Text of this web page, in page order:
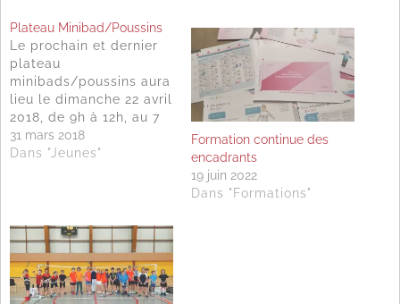
Plateau Minibad/Poussins
Le prochain et dernier
plateau
minibads/poussins aura
lieu le dimanche 22 avril
2018, de 9h à 12h, au 7
rue Verlaine 54350
MORHANGE. Il est
format est le même que
les précédents :
ateliers, goûter, matchs.
Les parents de vos
jeunes…
31 mars 2018
Dans "Jeunes"
Formation continue des
encadrants
19 juin 2022
Dans "Formations"